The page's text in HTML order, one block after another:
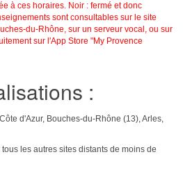
à ces horaires. Noir : fermé et donc
sont consultables sur le site
du-Rhône, sur un serveur vocal, ou sur
sur l'App Store "My Provence
:
d'Azur, Bouches-du-Rhône (13), Arles,
les autres sites distants de moins de